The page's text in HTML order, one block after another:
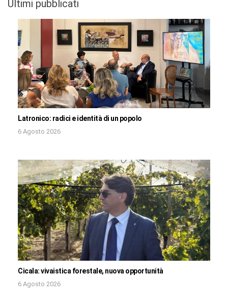
Ultimi pubblicati
Latronico: radici e identità di un popolo
6 Agosto 2026
Cicala: vivaistica forestale, nuova opportunità
6 Agosto 2026